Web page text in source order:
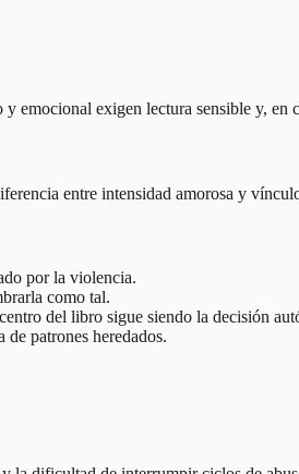
exigen lectura sensible y, en
entre intensidad amorosa y
por la violencia.
como tal.
del libro sigue siendo la decisión
patrones heredados.